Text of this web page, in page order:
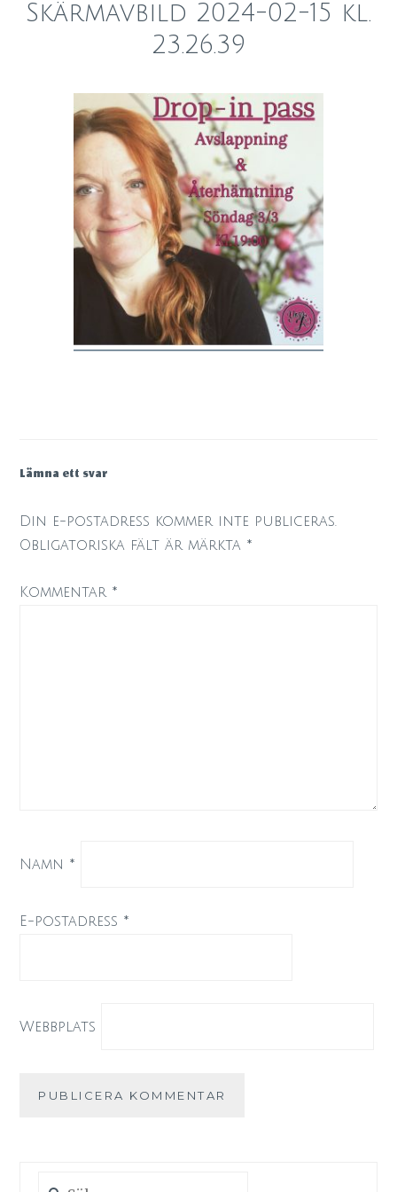
Skärmavbild 2024-02-15 kl.
23.26.39
Lämna ett svar
Din e-postadress kommer inte publiceras.
Obligatoriska fält är märkta *
Kommentar *
Namn *
E-postadress *
Webbplats